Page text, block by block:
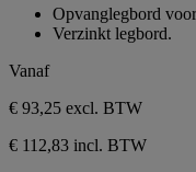
sterren.
Opvanglegbord
Verzinkt legbord.
Vanaf
€ 93,25 excl. BTW
€ 112,83 incl. BTW